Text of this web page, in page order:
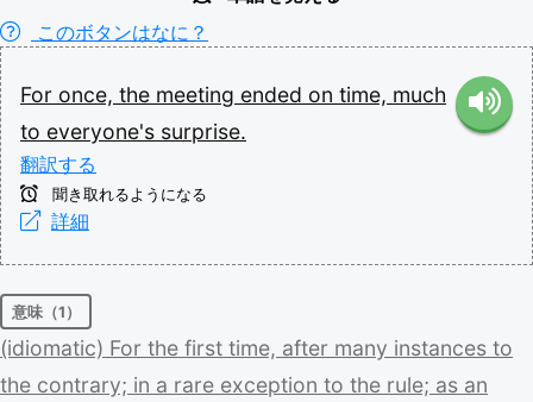
このボタンはなに？
For once, the meeting ended on time, much
to everyone's surprise.
翻訳する
聞き取れるようになる
詳細
意味（1）
(idiomatic) For the first time, after many instances to
the contrary; in a rare exception to the rule; as an